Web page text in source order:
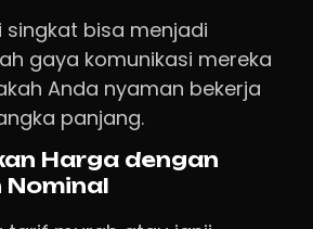
singkat bisa menjadi
gaya komunikasi mereka
Anda nyaman bekerja
panjang.
Harga dengan
Nominal